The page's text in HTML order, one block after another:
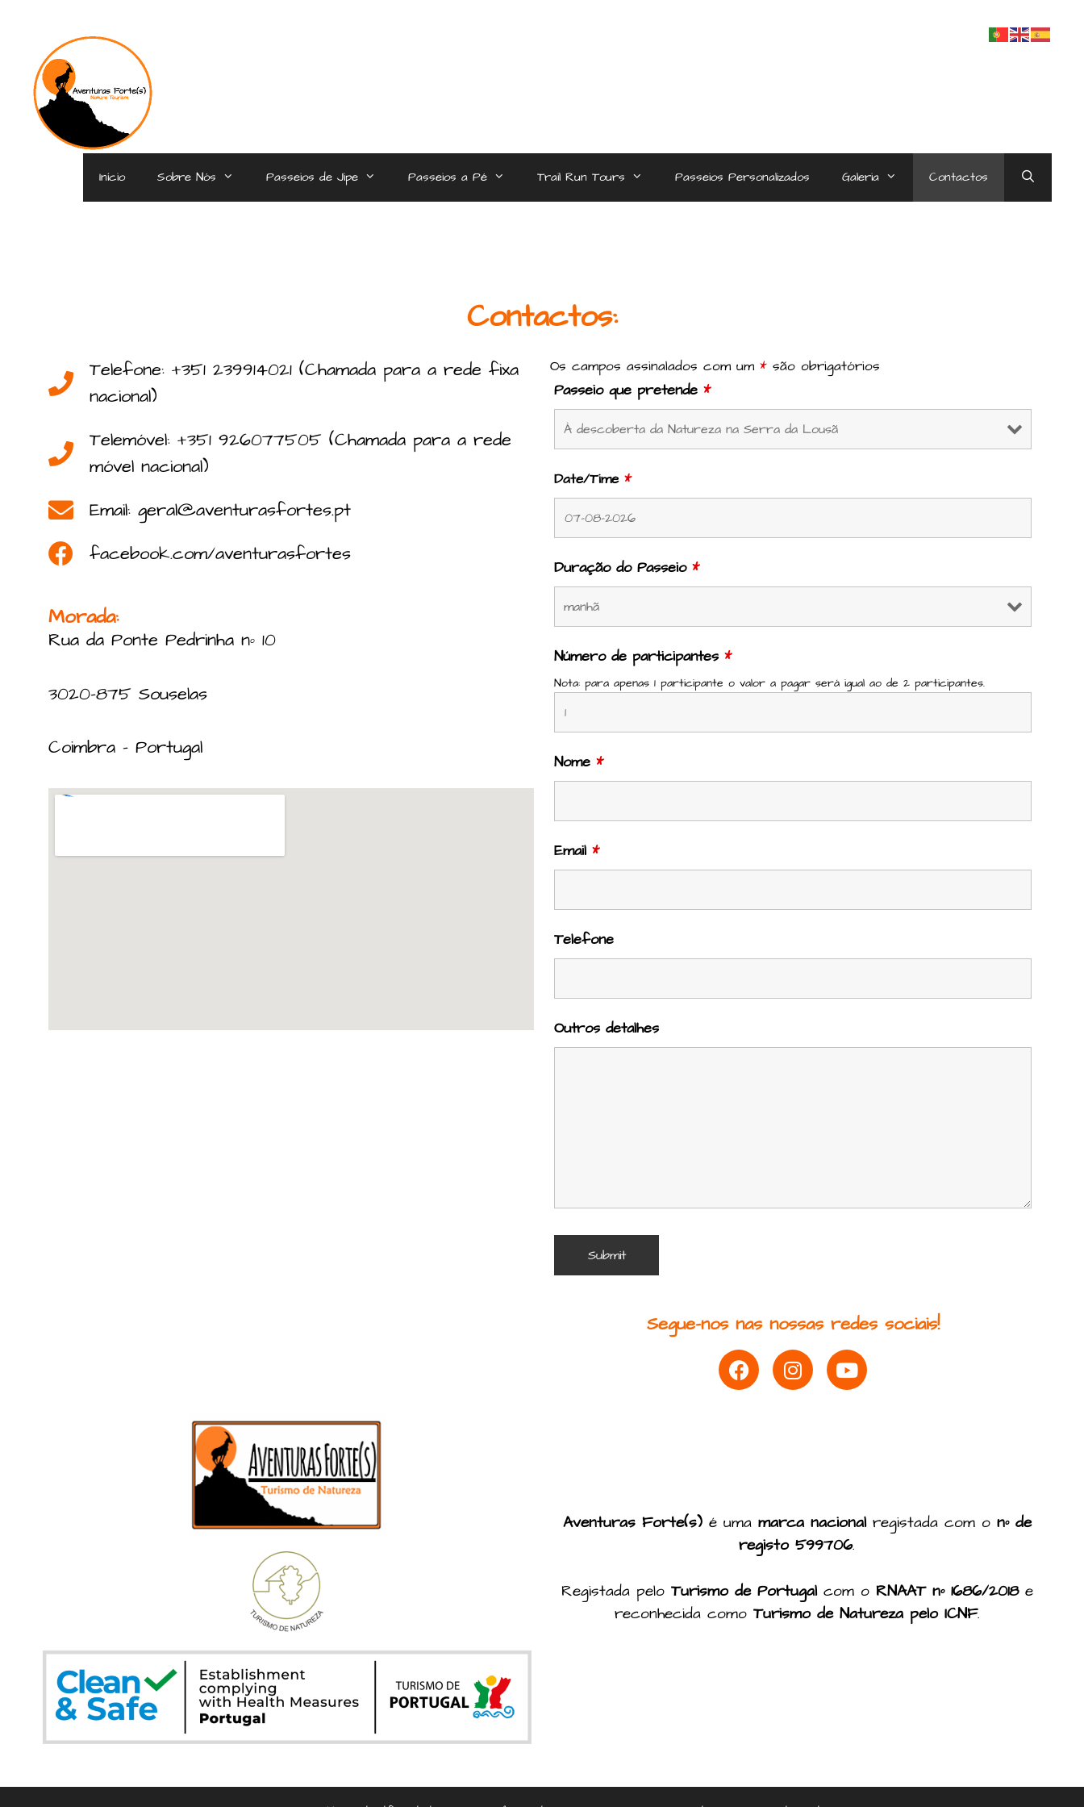
Início Sobre Nós Passeios de Jipe Passeios a Pé Trail Run Tours Passeios Personalizados Galeria Contactos
Contactos:
Telefone: +351 239914021 (Chamada para a rede fixa
nacional)
Telemóvel: +351 926077505 (Chamada para a rede
móvel nacional)
Email: geral@aventurasfortes.pt
facebook.com/aventurasfortes
Morada:
Rua da Ponte Pedrinha nº 10
3020-875 Souselas
Coimbra – Portugal
Os campos assinalados com um * são obrigatórios
Passeio que pretende *
Date/Time *
Duração do Passeio *
Número de participantes *
Nota: para apenas 1 participante o valor a pagar será igual ao de 2 participantes.
Nome *
Email *
Telefone
Outros detalhes
Segue-nos nas nossas redes sociais!
Aventuras Forte(s)é uma marca nacionalregistada com onº de
registo 599706.
Registada peloTurismo de Portugalcom o RNAAT nº 1686/2018e
reconhecida como Turismo de Natureza pelo ICNF.